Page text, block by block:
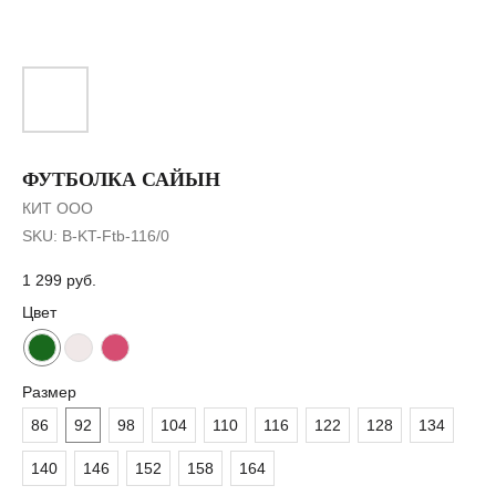
ФУТБОЛКА САЙЫН
КИТ ООО
SKU: B-KT-Ftb-116/0
1 299 руб.
Цвет
Размер
86
92 98 104 110 116 122 128 134
140 146 152 158 164